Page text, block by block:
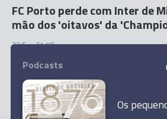
FC Porto perde com Inter de
mão dos 'oitavos' da
22 Fev 21:59
Podcasts
Os